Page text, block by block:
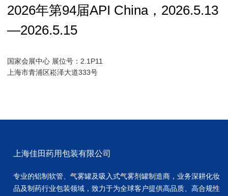
2026年第94届API China，2026.5.13
—2026.5.15
国家会展中心 展位号：2.1P11
上海市青浦区崧泽大道333号
上海佳田药用包装有限公司
专业的铝制软管、气雾罐及吸入式气雾剂罐制造商，业务深耕化妆
品及制药行业包装领域，致力于为全球客户提供高品质、高合规性